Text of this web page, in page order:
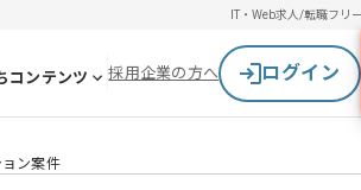
IT・Web求人/転職フリ
コンテンツ 採用企業の方へ ログイン
ョン案件